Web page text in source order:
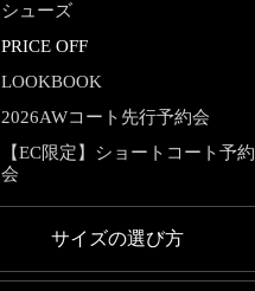
シューズ
PRICE OFF
LOOKBOOK
2026AWコート先行予約会
【EC限定】ショートコート予約
会
サイズの選び方